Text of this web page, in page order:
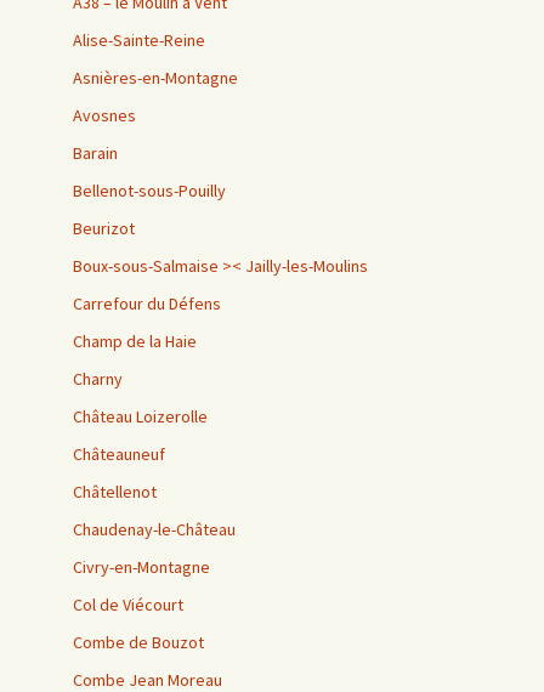
Alise-Sainte-Reine
Asnières-en-Montagne
Avosnes
Barain
Bellenot-sous-Pouilly
Beurizot
Boux-sous-Salmaise >< Jailly-les-Moulins
Carrefour du Défens
Champ de la Haie
Charny
Château Loizerolle
Châteauneuf
Châtellenot
Chaudenay-le-Château
Civry-en-Montagne
Col de Viécourt
Combe de Bouzot
Combe Jean Moreau